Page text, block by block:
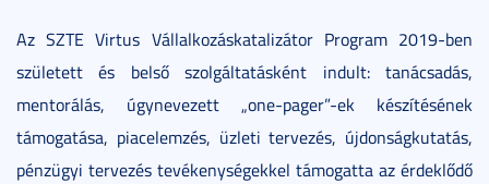
Az SZTE Virtus Vállalkozáskatalizátor Program 2019-ben
született és belső szolgáltatásként indult: tanácsadás,
mentorálás, úgynevezett „one-pager”-ek készítésének
támogatása, piacelemzés, üzleti tervezés, újdonságkutatás,
pénzügyi tervezés tevékenységekkel támogatta az érdeklődő